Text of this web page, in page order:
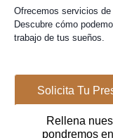
Ofrecemos servicios
Descubre cómo
trabajo de tus sueños.
Solicita Tu
Rellena
pondremos